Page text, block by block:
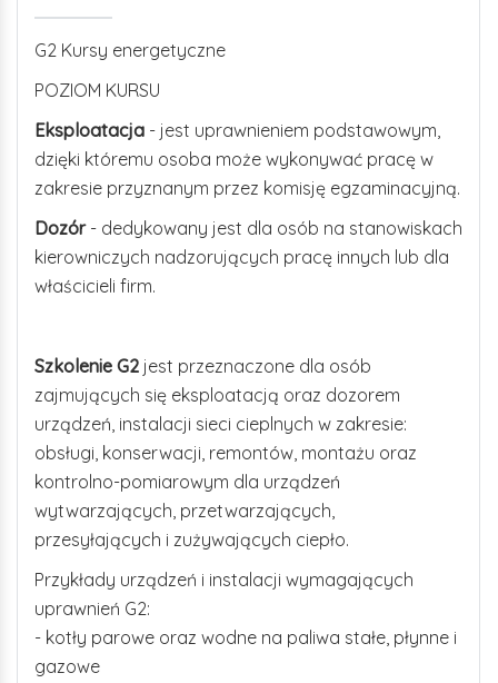
G2 Kursy energetyczne
POZIOM KURSU
Eksploatacja - jest uprawnieniem podstawowym,
dzięki któremu osoba może wykonywać pracę w
zakresie przyznanym przez komisję egzaminacyjną.
Dozór- dedykowany jest dla osób na stanowiskach
kierowniczych nadzorujących pracę innych lub dla
właścicieli firm.
Szkolenie G2 jest przeznaczone dla osób
zajmujących się eksploatacją oraz dozorem
urządzeń, instalacji sieci cieplnych w zakresie:
obsługi, konserwacji, remontów, montażu oraz
kontrolno-pomiarowym dla urządzeń
wytwarzających, przetwarzających,
przesyłających i zużywających ciepło.
Przykłady urządzeń i instalacji wymagających
uprawnień G2:
- kotły parowe oraz wodne na paliwa stałe, płynne i
gazowe